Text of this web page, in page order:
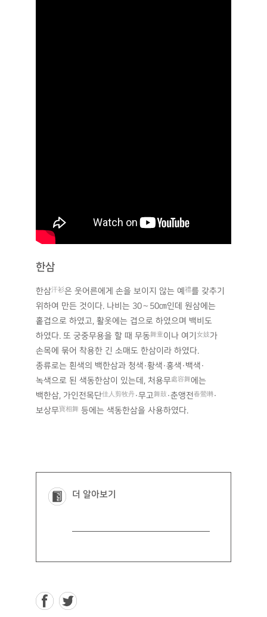
한삼
한삼汗衫은 웃어른에게 손을 보이지 않는 예 禮를 갖추기
위하여 만든 것이다. 나비는 30∼50㎝인데 원삼에는
홑겹으로 하였고, 활옷에는 겹으로 하였으며 백비도
하였다. 또 궁중무용을 할 때 무동舞童이나 여기 女妓가
손목에 묶어 착용한 긴 소매도 한삼이라 하였다.
종류로는 흰색의 백한삼과 청색·황색·홍색·백색·
녹색으로 된 색동한삼이 있는데, 처용무處容舞에는
백한삼, 가인전목단佳人剪牧丹 ·무고舞鼓 ·춘앵전春鶯囀·
보상무寶相舞 등에는 색동한삼을 사용하였다.
더 알아보기